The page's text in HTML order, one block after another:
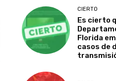
CIERTO
Es cierto
Florida
casos de